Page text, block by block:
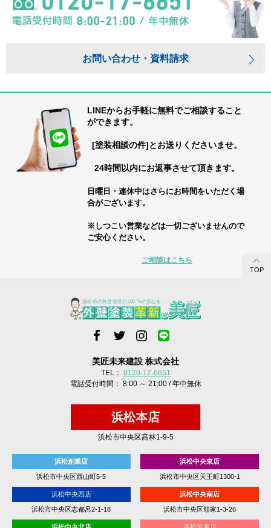
お問い合わせ・資料請求
LINEからお手軽に無料でご相談すること
ができます。
[塗装相談の件]とお送りくださいませ。
24時間以内にお返事させて頂きます。
日曜日・連休中はさらにお時間をいただく場
合がございます。
※しつこい営業などは一切ございませんので
ご安心ください。
ご相談はこちら
TOP
美匠未来建設 株式会社
TEL： 0120-17-6651
電話受付時間： 8:00 ～ 21:00 / 年中無休
浜松本店
浜松市中央区高林1-9-5
浜松創業店
浜松市中央区西山町5-5
浜松中央東店
浜松市中央区天王町1300-1
浜松中央西店
浜松市中央区志都呂2-1-18
浜松中央南店
浜松市中央区領家1-3-26